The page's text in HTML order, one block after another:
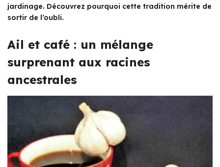
jardinage. Découvrez pourquoi cette tradition mérite de
sortir de l’oubli.
Ail et café : un mélange
surprenant aux racines
ancestrales